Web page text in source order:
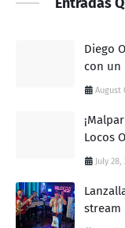
Diego
con un
August
Locos
July 28,
stream